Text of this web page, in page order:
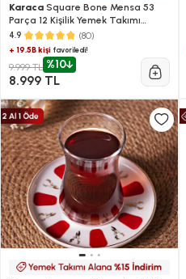
Karaca Square Bone Mensa 53
Parça 12 Kişilik Yemek Takımı
Beyaz
4.9 (80)
+ 19.5B kişi favoriledi!
9.999 TL %10
8.999 TL